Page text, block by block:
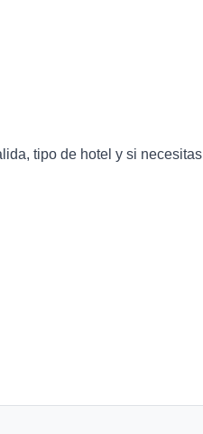
tipo de hotel y si necesitas